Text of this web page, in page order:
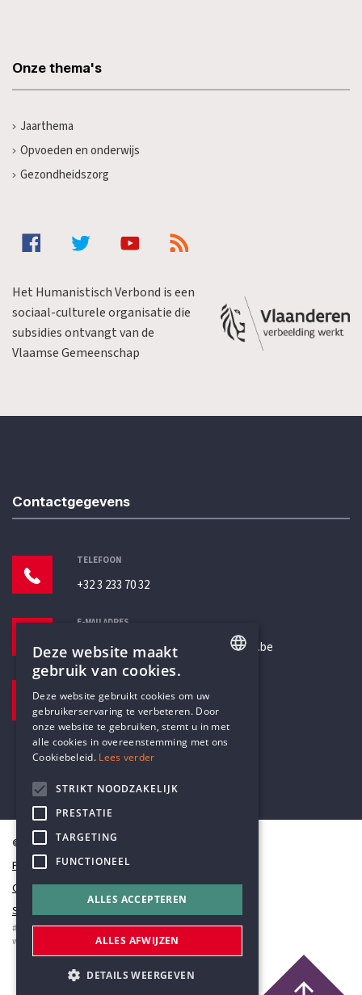
Onze thema's
Jaarthema
Opvoeden en onderwijs
Gezondheidszorg
Het Humanistisch Verbond is een
sociaal-culturele organisatie die
subsidies ontvangt van de
Vlaamse Gemeenschap
Contactgegevens
TELEFOON
+32 3 233 70 32
E-MAILADRES
secretariaat@humanistischverbond.be
Pottenbrug 4
Antwerpen, 2000
© Humanistisch Verbond 2026
Privacy
Cookiestatement
Sitemap
#codedwithlove byCodelines
webapplicaties
mobiele apps&maatwerk websites
DUTCH
Deze website maakt
gebruik van cookies.
Deze website gebruikt cookies om uw
gebruikerservaring te verbeteren. Door
onze website te gebruiken, stemt u in met
alle cookies in overeenstemming met ons
Cookiebeleid. Lees verder
STRIKT NOODZAKELIJK
PRESTATIE
TARGETING
FUNCTIONEEL
ALLES ACCEPTEREN
ALLES AFWIJZEN
DETAILS WEERGEVEN